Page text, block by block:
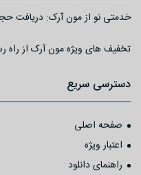
خدمتی نو از مون آرک: دریافت
تخفیف های ویژه مون آرک از راه
دسترسی سریع
صفحه اصلی
اعتبار ویژه
راهنمای دانلود